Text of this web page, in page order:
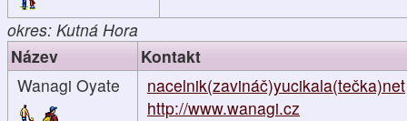
okres: Kutná Hora
Název
Kontakt
Wanagi Oyate
nacelnik(zavináč)yucikala(tečka)net
http://www.wanagi.cz